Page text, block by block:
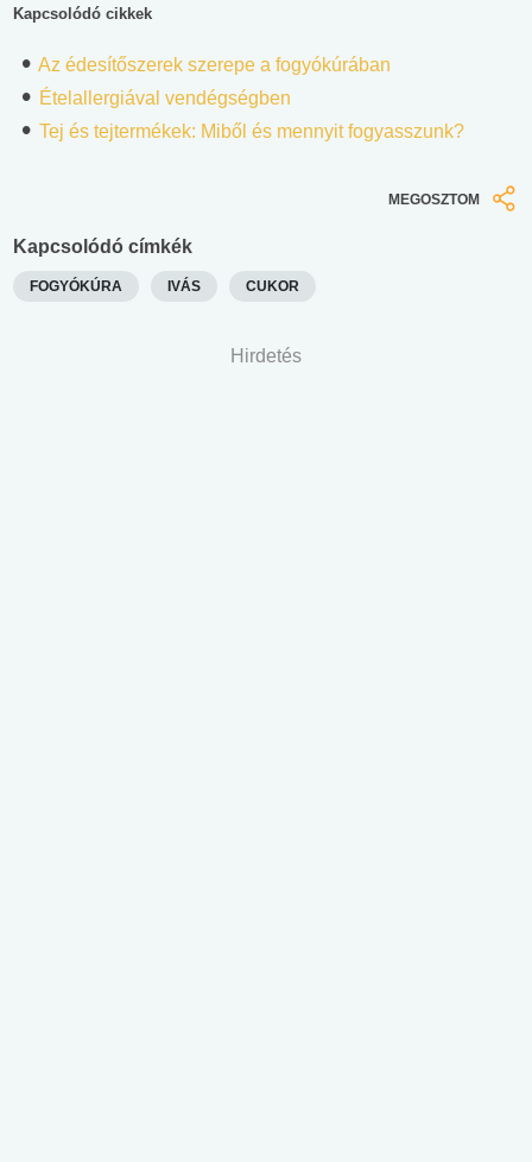
Kapcsolódó cikkek
Az édesítőszerek szerepe a fogyókúrában
Ételallergiával vendégségben
Tej és tejtermékek: Miből és mennyit fogyasszunk?
MEGOSZTOM
Kapcsolódó címkék
FOGYÓKÚRA IVÁS CUKOR
Hirdetés